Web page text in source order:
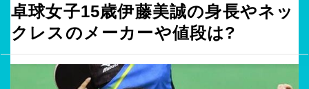
卓球女子15歳伊藤美誠の身長やネッ
クレスのメーカーや値段は?